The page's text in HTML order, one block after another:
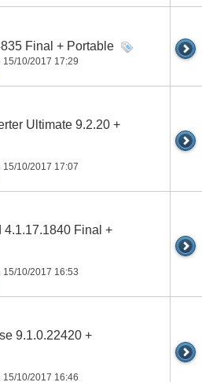
Final + Portable
15/10/2017 17:29
Ultimate 9.2.20 +
15/10/2017 17:07
4.1.17.1840 Final +
15/10/2017 16:53
9.1.0.22420 +
15/10/2017 16:46